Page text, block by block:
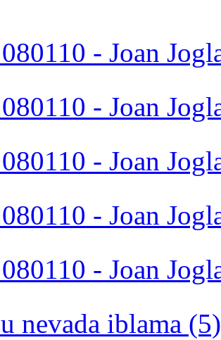
- Joan
- Joan
- Joan
- Joan
- Joan
nevada iblama